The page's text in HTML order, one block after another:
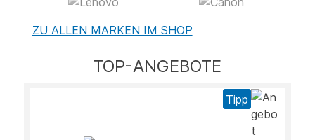
ZU ALLEN MARKEN IM SHOP
TOP-ANGEBOTE
Tipp